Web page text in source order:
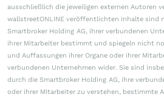
ausschließlich die jeweiligen externen Autoren
wallstreetONLINE veröffentlichten Inhalte sind
Smartbroker Holding AG, ihrer verbundenen
ihrer Mitarbeiter bestimmt und spiegeln nicht
und Auffassungen ihrer Organe oder ihrer
verbundenen Unternehmen wider. Sie sind
durch die Smartbroker Holding AG, ihre
oder ihrer Mitarbeiter zu verstehen, bestimmte